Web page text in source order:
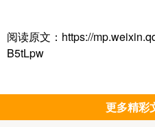
阅读原文：https://
B5tLpw
更多精彩